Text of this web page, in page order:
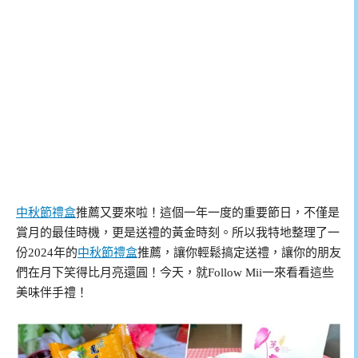
中秋節禮盒推薦又要來啦！這個一年一度的重要節日，不僅是
賞月的最佳時機，更是送禮的黃金時刻。所以我特地整理了一
份2024年的中秋節禮盒推薦，讓你輕鬆搞定送禮，讓你的朋友
們在月下笑得比月亮還圓！今天，就Follow Mii一來看看這些
美味伴手禮！